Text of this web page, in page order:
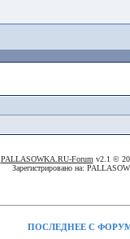
PALLASOWKA.RU-Forum v2.1 ©
Зарегистрировано на:
ПОСЛЕДНЕЕ С